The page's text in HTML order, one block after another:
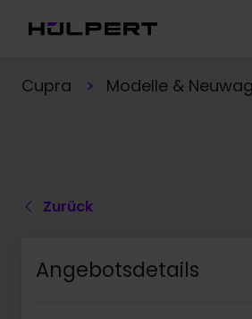
Cupra Modelle &
Zurück
Angebotsdetails